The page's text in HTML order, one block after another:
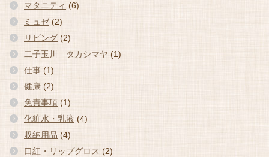
マタニティ (6)
ミュゼ (2)
リビング (2)
二子玉川 タカシマヤ (1)
仕事 (1)
健康 (2)
免責事項 (1)
化粧水・乳液 (4)
収納用品 (4)
口紅・リップグロス (2)